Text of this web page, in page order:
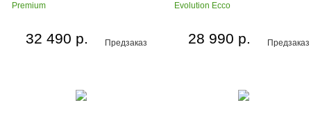
Premium
Предзаказ
32 490 р.
Evolution Ecco
Предзаказ
28 990 р.